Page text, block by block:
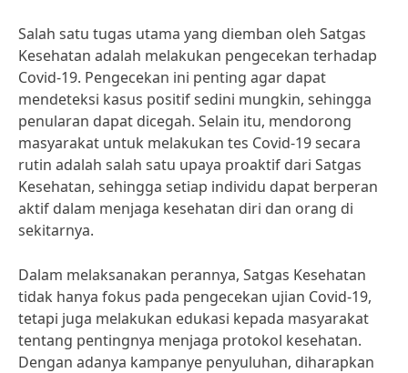
Salah satu tugas utama yang diemban oleh Satgas
Kesehatan adalah melakukan pengecekan terhadap
Covid-19. Pengecekan ini penting agar dapat
mendeteksi kasus positif sedini mungkin, sehingga
penularan dapat dicegah. Selain itu, mendorong
masyarakat untuk melakukan tes Covid-19 secara
rutin adalah salah satu upaya proaktif dari Satgas
Kesehatan, sehingga setiap individu dapat berperan
aktif dalam menjaga kesehatan diri dan orang di
sekitarnya.
Dalam melaksanakan perannya, Satgas Kesehatan
tidak hanya fokus pada pengecekan ujian Covid-19,
tetapi juga melakukan edukasi kepada masyarakat
tentang pentingnya menjaga protokol kesehatan.
Dengan adanya kampanye penyuluhan, diharapkan